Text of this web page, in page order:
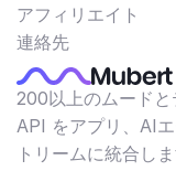
アフィリエイト
連絡先
200以上のムード
API をアプリ、AI
トリームに統合し